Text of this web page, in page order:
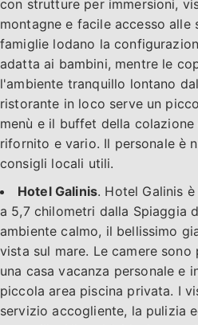
con strutture per immersioni,
montagne e facile accesso alle
famiglie lodano la
adatta ai bambini, mentre le
l'ambiente tranquillo lontano
ristorante in loco serve un
menù e il buffet della
rifornito e vario. Il personale è
consigli locali utili.
Hotel Galinis. Hotel Galinis
a 5,7 chilometri dalla Spiaggia
ambiente calmo, il bellissimo
vista sul mare. Le camere
una casa vacanza personale e
piccola area piscina privata. I
servizio accogliente, la pulizia